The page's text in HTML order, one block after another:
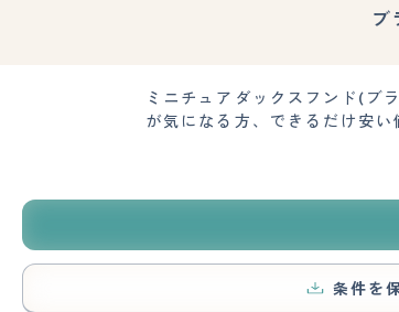
ブ
ミニチュアダックスフンド(ブ
が気になる方、できるだけ安い
条件を